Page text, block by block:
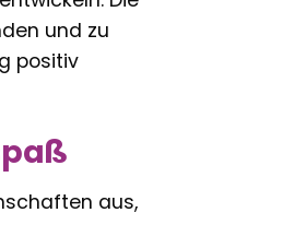
und zu
positiv
aus,